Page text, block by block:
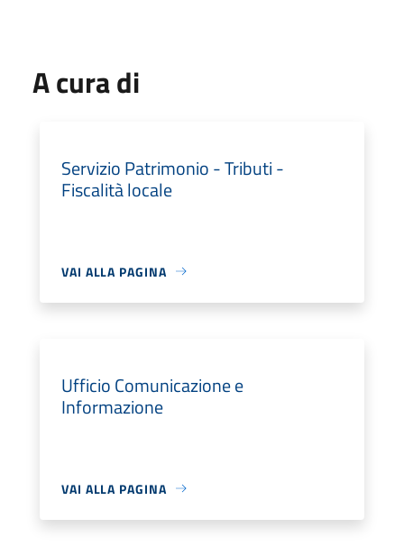
A cura di
Servizio Patrimonio - Tributi -
Fiscalità locale
VAI ALLA PAGINA
Ufficio Comunicazione e
Informazione
VAI ALLA PAGINA